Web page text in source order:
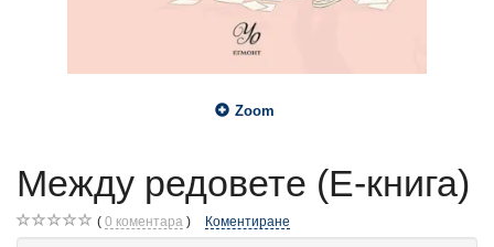
Zoom
Между редовете (Е-книга)
0 коментара Коментиране